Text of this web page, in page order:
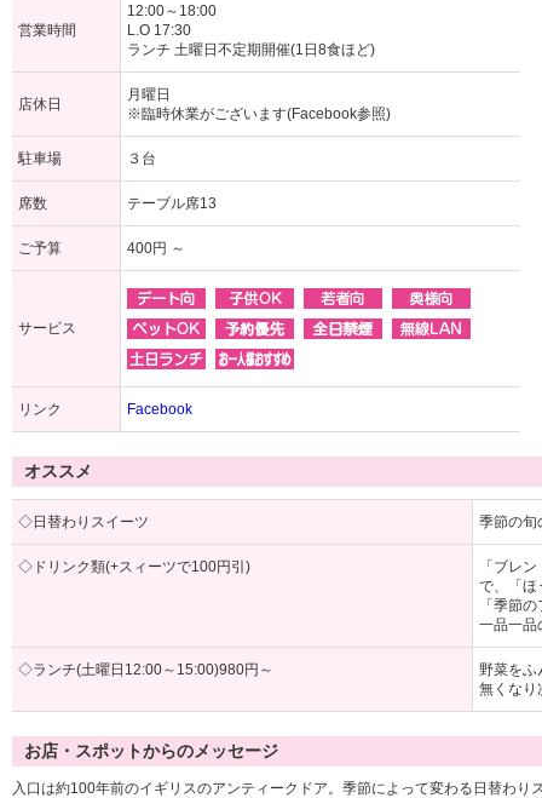
営業時間
12:00～18:00
L.O 17:30
ランチ 土曜日不定期開催(1日8食ほど)
店休日
月曜日
※臨時休業がございます(Facebook参照)
駐車場 ３台
席数 テーブル席13
ご予算 400円 ～
サービス
リンク Facebook
オススメ
◇日替わりスイーツ 季節の旬
◇ドリンク類(+スィーツで100円引)
「ブレ
で、「ほ
「季節
一品一品
◇ランチ(土曜日12:00～15:00)980円～
野菜をふ
無くなり
お店・スポットからのメッセージ
入口は約100年前のイギリスのアンティークドア。季節によって変わる日替わ